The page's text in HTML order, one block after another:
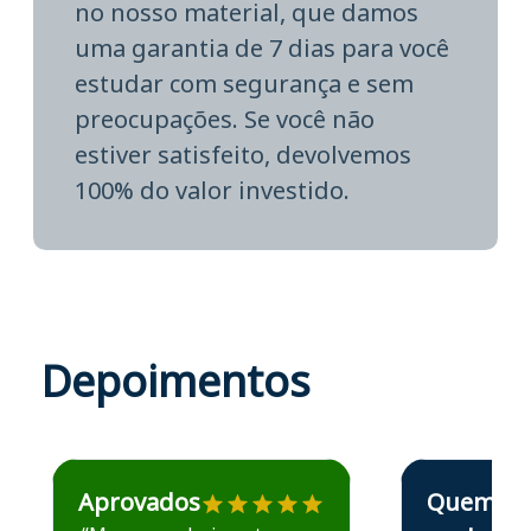
no nosso material, que damos
uma garantia de 7 dias para você
estudar com segurança e sem
preocupações. Se você não
estiver satisfeito, devolvemos
100% do valor investido.
Depoimentos
Estudante José recomenda o Aprova Concursos em
Aprovados
Estudante Elais
Quem